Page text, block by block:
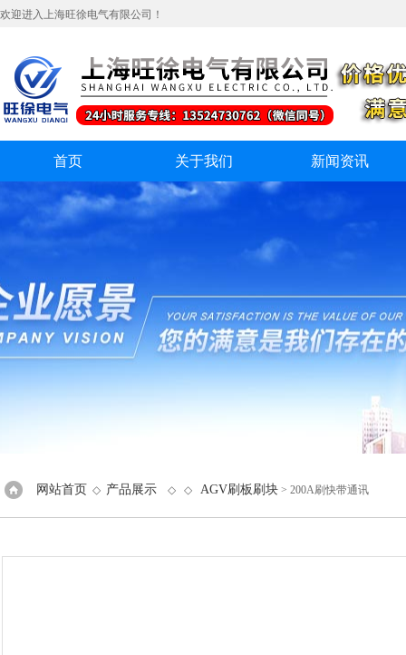
欢迎进入上海旺徐电气有限公司！
首页 关于我们 新闻资讯
网站首页 ◇ 产品展示 ◇ ◇ AGV刷板刷块 > 200A刷快带通讯